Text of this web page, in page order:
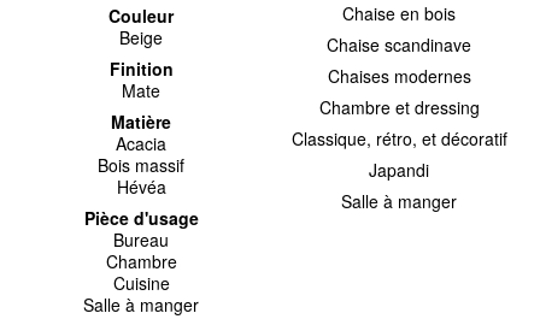
Couleur
Beige
Finition
Mate
Matière
Acacia
Bois massif
Hévéa
Pièce d'usage
Bureau
Chambre
Cuisine
Salle à manger
Chaise en bois
Chaise scandinave
Chaises modernes
Chambre et dressing
Classique, rétro, et décoratif
Japandi
Salle à manger